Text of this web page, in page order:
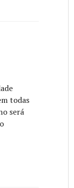
todas
será
Cartaz a tomar